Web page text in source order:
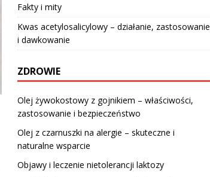
Fakty i mity
Kwas acetylosalicylowy – działanie, zastosowanie
i dawkowanie
ZDROWIE
Olej żywokostowy z gojnikiem – właściwości,
zastosowanie i bezpieczeństwo
Olej z czarnuszki na alergie – skuteczne i
naturalne wsparcie
Objawy i leczenie nietolerancji laktozy